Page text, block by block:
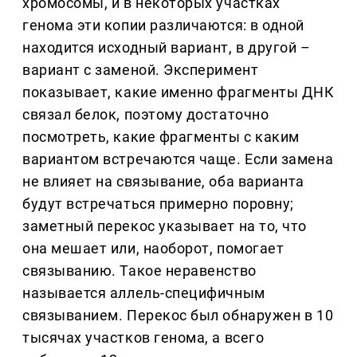
генома эти копии различаются: в одной
находится исходный вариант, в другой –
вариант с заменой. Эксперимент
показывает, какие именно фрагменты ДНК
связал белок, поэтому достаточно
посмотреть, какие фрагменты с каким
вариантом встречаются чаще. Если замена
не влияет на связывание, оба варианта
будут встречаться примерно поровну;
заметный перекос указывает на то, что
она мешает или, наоборот, помогает
связыванию. Такое неравенство
называется аллель-специфичным
связыванием. Перекос был обнаружен в 10
тысячах участков генома, а всего